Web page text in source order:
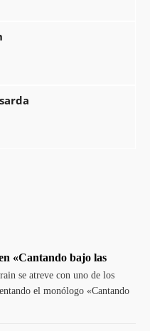
«Cantando bajo las
se atreve con uno de los
el monólogo «Cantando